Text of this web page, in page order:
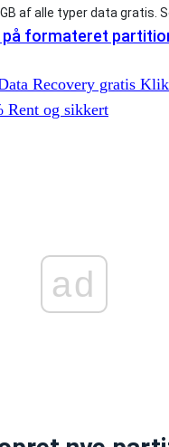
af alle typer data gratis.
på formateret
Recovery gratis
Rent og sikkert
ad